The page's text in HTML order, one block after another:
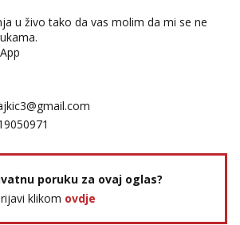
u živo tako da vas molim da mi se ne
poruku za ovaj oglas?
klikom ovdje